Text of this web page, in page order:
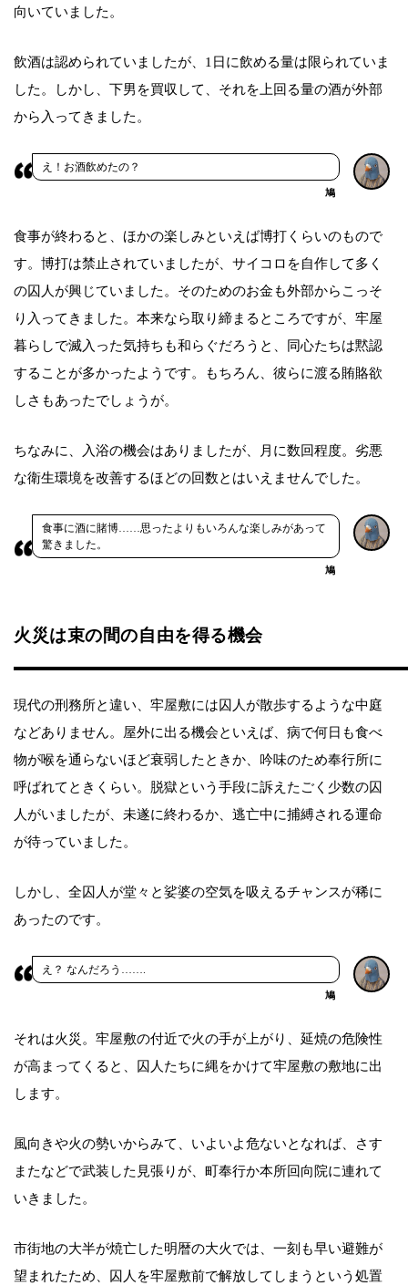
向いていました。
飲酒は認められていましたが、1日に飲める量は限られていま
した。しかし、下男を買収して、それを上回る量の酒が外部
から入ってきました。
え！お酒飲めたの？
鳩
食事が終わると、ほかの楽しみといえば博打くらいのもので
す。博打は禁止されていましたが、サイコロを自作して多く
の囚人が興じていました。そのためのお金も外部からこっそ
り入ってきました。本来なら取り締まるところですが、牢屋
暮らしで滅入った気持ちも和らぐだろうと、同心たちは黙認
することが多かったようです。もちろん、彼らに渡る賄賂欲
しさもあったでしょうが。
ちなみに、入浴の機会はありましたが、月に数回程度。劣悪
な衛生環境を改善するほどの回数とはいえませんでした。
食事に酒に賭博……思ったよりもいろんな楽しみがあって
驚きました。
鳩
火災は束の間の自由を得る機会
現代の刑務所と違い、牢屋敷には囚人が散歩するような中庭
などありません。屋外に出る機会といえば、病で何日も食べ
物が喉を通らないほど衰弱したときか、吟味のため奉行所に
呼ばれてときくらい。脱獄という手段に訴えたごく少数の囚
人がいましたが、未遂に終わるか、逃亡中に捕縛される運命
が待っていました。
しかし、全囚人が堂々と娑婆の空気を吸えるチャンスが稀に
あったのです。
え？ なんだろう…….
鳩
それは火災。牢屋敷の付近で火の手が上がり、延焼の危険性
が高まってくると、囚人たちに縄をかけて牢屋敷の敷地に出
します。
風向きや火の勢いからみて、いよいよ危ないとなれば、さす
またなどで武装した見張りが、町奉行か本所回向院に連れて
いきました。
市街地の大半が焼亡した明暦の大火では、一刻も早い避難が
望まれたため、囚人を牢屋敷前で解放してしまうという処置